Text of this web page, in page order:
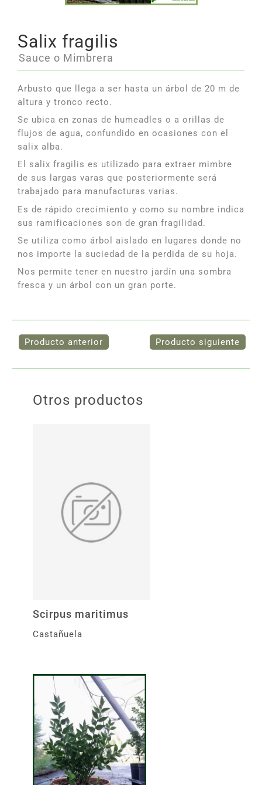
Salix fragilis
Sauce o Mimbrera
Arbusto que llega a ser hasta un árbol de 20 m de
altura y tronco recto.
Se ubica en zonas de humeadles o a orillas de
flujos de agua, confundido en ocasiones con el
salix alba.
El salix fragilis es utilizado para extraer mimbre
de sus largas varas que posteriormente será
trabajado para manufacturas varias.
Es de rápido crecimiento y como su nombre indica
sus ramificaciones son de gran fragilidad.
Se utiliza como árbol aislado en lugares donde no
nos importe la suciedad de la perdida de su hoja.
Nos permite tener en nuestro jardín una sombra
fresca y un árbol con un gran porte.
Otros productos
Scirpus maritimus
Castañuela